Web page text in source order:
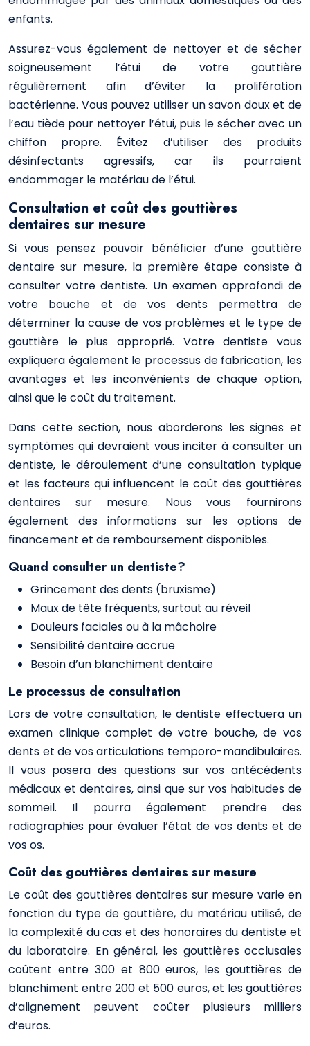
enfants.
Assurez-vous également de nettoyer et de sécher
soigneusement l’étui de votre gouttière
régulièrement afin d’éviter la prolifération
bactérienne. Vous pouvez utiliser un savon doux et de
l’eau tiède pour nettoyer l’étui, puis le sécher avec un
chiffon propre. Évitez d’utiliser des produits
désinfectants agressifs, car ils pourraient
endommager le matériau de l’étui.
Consultation et coût des gouttières
dentaires sur mesure
Si vous pensez pouvoir bénéficier d’une gouttière
dentaire sur mesure, la première étape consiste à
consulter votre dentiste. Un examen approfondi de
votre bouche et de vos dents permettra de
déterminer la cause de vos problèmes et le type de
gouttière le plus approprié. Votre dentiste vous
expliquera également le processus de fabrication, les
avantages et les inconvénients de chaque option,
ainsi que le coût du traitement.
Dans cette section, nous aborderons les signes et
symptômes qui devraient vous inciter à consulter un
dentiste, le déroulement d’une consultation typique
et les facteurs qui influencent le coût des gouttières
dentaires sur mesure. Nous vous fournirons
également des informations sur les options de
financement et de remboursement disponibles.
Quand consulter un dentiste?
Grincement des dents (bruxisme)
Maux de tête fréquents, surtout au réveil
Douleurs faciales ou à la mâchoire
Sensibilité dentaire accrue
Besoin d’un blanchiment dentaire
Le processus de consultation
Lors de votre consultation, le dentiste effectuera un
examen clinique complet de votre bouche, de vos
dents et de vos articulations temporo-mandibulaires.
Il vous posera des questions sur vos antécédents
médicaux et dentaires, ainsi que sur vos habitudes de
sommeil. Il pourra également prendre des
radiographies pour évaluer l’état de vos dents et de
vos os.
Coût des gouttières dentaires sur mesure
Le coût des gouttières dentaires sur mesure varie en
fonction du type de gouttière, du matériau utilisé, de
la complexité du cas et des honoraires du dentiste et
du laboratoire. En général, les gouttières occlusales
coûtent entre 300 et 800 euros, les gouttières de
blanchiment entre 200 et 500 euros, et les gouttières
d’alignement peuvent coûter plusieurs milliers
d’euros.